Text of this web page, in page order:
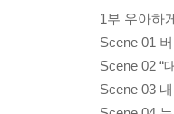
1부 우아하
Scene 01
Scene 02 “
Scene 03